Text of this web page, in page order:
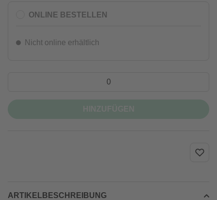
ONLINE BESTELLEN
Nicht online erhältlich
ARTIKELBESCHREIBUNG